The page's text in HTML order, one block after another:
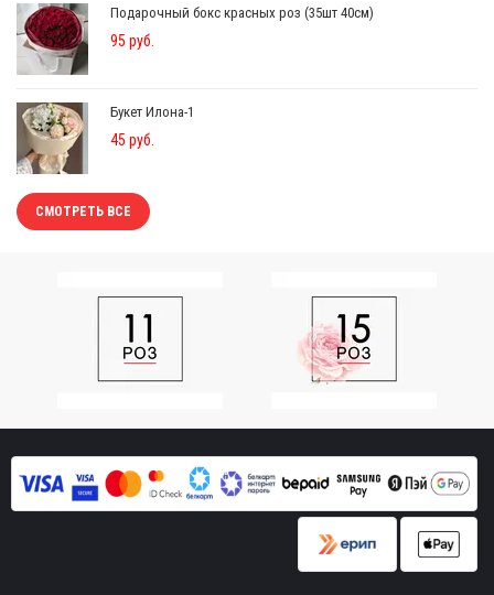
Подарочный бокс красных роз (35шт 40см)
95 руб.
Букет Илона-1
45 руб.
СМОТРЕТЬ ВСЕ